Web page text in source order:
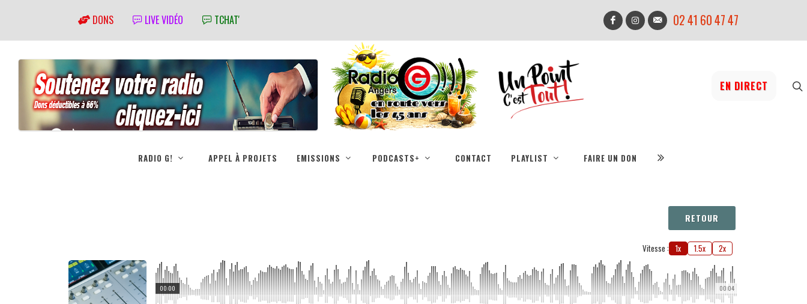
DONS LIVE VIDÉO TCHAT' 02 41 60 47 47
EN DIRECT
RADIO G! APPEL À PROJETS EMISSIONS PODCASTS+ CONTACT PLAYLIST FAIRE UN DON
RETOUR
Vitesse : 1x 1.5x 2x
00:04
00:00